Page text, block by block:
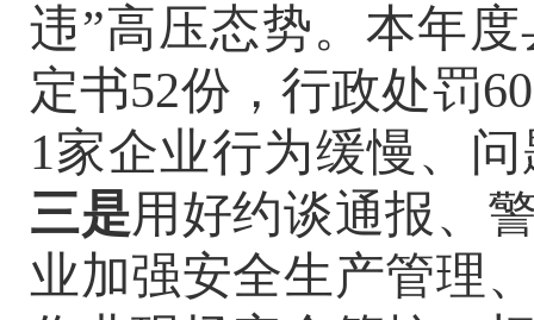
违”高压态势。本年
定书52份，行政处罚
1家企业行为缓慢、
三是用好约谈通报、
业加强安全生产管理